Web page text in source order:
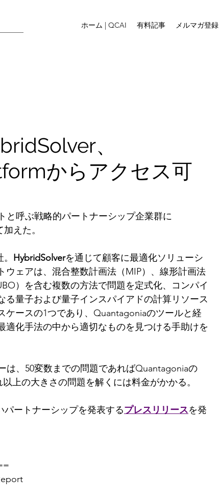
ホーム | QCAI 有料記事 メルマガ登録
、
からアクセス可
と呼ぶ戦略的パートナーシップ企業群に
えた。
HybridSolverを通じて顧客に最適化ソリューシ
ウェアは、混合整数計画法（MIP）、線形計画法
）を含む複数の方法で問題を定式化、コンパイ
る量子および量子インスパイアドの計算リソース
ケースの1つであり、Quantagoniaのツールと経
化手法の中から適切なものを見つける手助けを
は、50変数までの問題であればQuantagoniaの
上の大きさの問題を解くには料金がかかる。
ートナーシップを発表するプレスリリースを発